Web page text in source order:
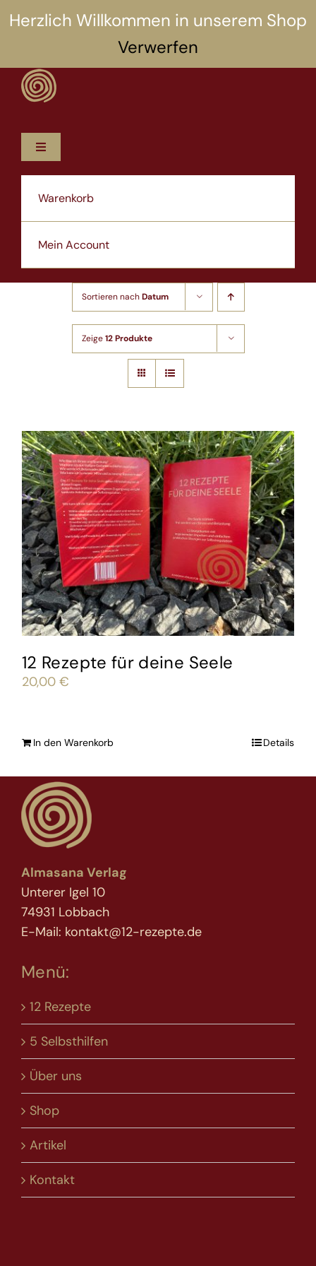
Herzlich Willkommen in unserem Shop
Verwerfen
Inhalt
Toggle
Warenkorb
Mein Account
Sortieren nachDatum
Zeige12 Produkte
12 Rezepte für deine Seele
20,00 €
In den Warenkorb Details
Almasana Verlag
Unterer Igel 10
74931 Lobbach
E-Mail: kontakt@12-rezepte.de
Menü:
12 Rezepte
5 Selbsthilfen
Über uns
Shop
Artikel
Kontakt